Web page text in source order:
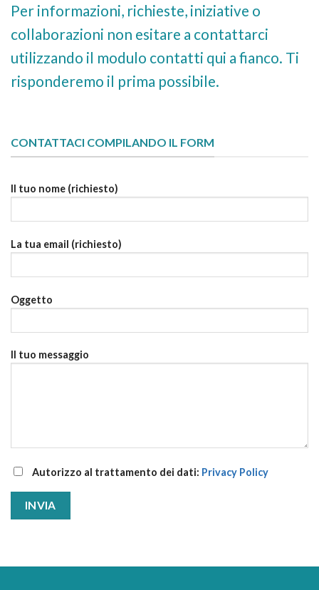
Per informazioni, richieste, iniziative o
collaborazioni non esitare a contattarci
utilizzando il modulo contatti qui a fianco. Ti
risponderemo il prima possibile.
CONTATTACI COMPILANDO IL FORM
Il tuo nome (richiesto)
La tua email (richiesto)
Oggetto
Il tuo messaggio
Autorizzo al trattamento dei dati: Privacy Policy